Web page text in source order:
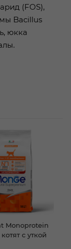
(FOS),
Bacillus
юкка
Monoprotein
с уткой